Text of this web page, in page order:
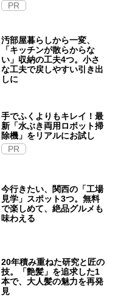
PR
汚部屋暮らしから一変、
「キッチンが散らからな
い」収納の工夫4つ。小さ
な工夫で戻しやすい引き出
しに
手でふくよりもキレイ！最
新「水ぶき両用ロボット掃
除機」をリアルにお試し
PR
今行きたい、関西の「工場
見学」スポット3つ。無料
で楽しめて、絶品グルメも
味わえる
20年積み重ねた研究と匠の
技。「艶髪」を追求した1
本で、大人髪の魅力を再発
見